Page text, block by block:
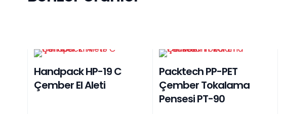
Handpack HP-19 C
Çember El Aleti
Packtech PP-PET
Çember Tokalama
Pensesi PT-90